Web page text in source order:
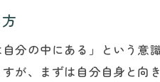
分の中にある」という
が、まずは自分自身と向